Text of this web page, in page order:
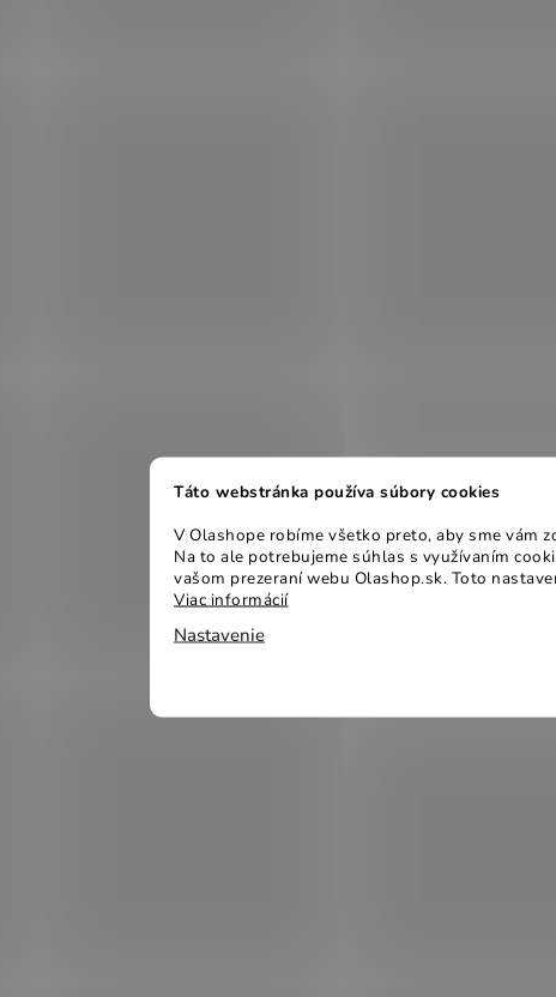
Táto webstránka používa súbory cookies
V Olashope robíme všetko preto, aby sme vám
Na to ale potrebujeme súhlas s využívaním
vašom prezeraní webu Olashop.sk. Toto
Viac informácií
Nastavenie